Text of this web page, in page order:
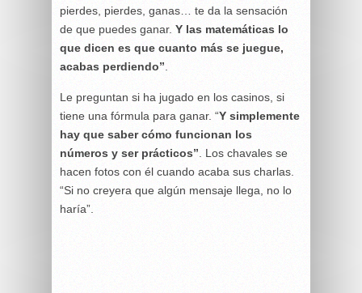
pierdes, pierdes, ganas… te da la sensación
de que puedes ganar. Y las matemáticas lo
que dicen es que cuanto más se juegue,
acabas perdiendo”.
Le preguntan si ha jugado en los casinos, si
tiene una fórmula para ganar. “Y simplemente
hay que saber cómo funcionan los
números y ser prácticos”. Los chavales se
hacen fotos con él cuando acaba sus charlas.
“Si no creyera que algún mensaje llega, no lo
haría”.